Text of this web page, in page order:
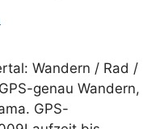
Wandern / Rad /
genau Wandern,
GPS-